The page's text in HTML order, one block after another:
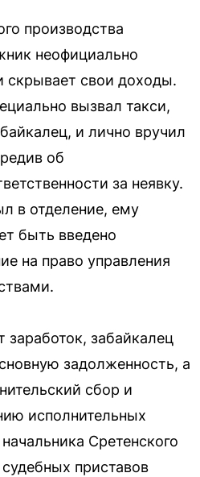
производства
неофициально
скрывает свои доходы.
вызвал такси,
и лично вручил
об
за неявку.
в отделение, ему
быть введено
на право управления
заработок, забайкалец
задолженность, а
сбор и
исполнительных
Сретенского
приставов